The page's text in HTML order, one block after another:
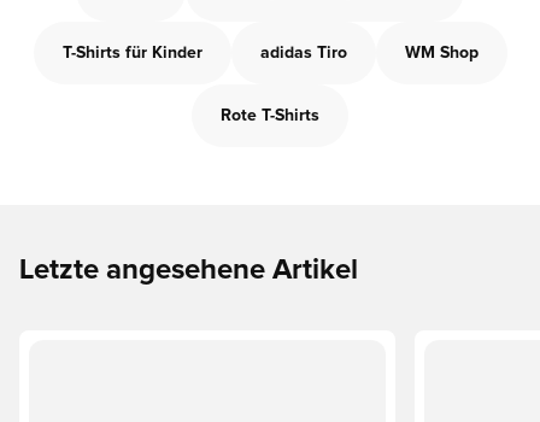
T-Shirts für Kinder adidas Tiro WM Shop
Rote T-Shirts
Letzte angesehene Artikel